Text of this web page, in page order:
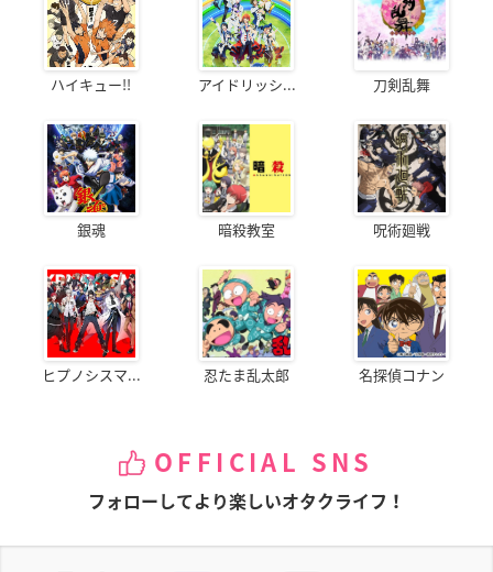
ハイキュー!! アイドリッシ... 刀剣乱舞
銀魂 暗殺教室 呪術廻戦
ヒプノシスマ... 忍たま乱太郎 名探偵コナン
OFFICIAL SNS
フォローしてより楽しいオタクライフ！